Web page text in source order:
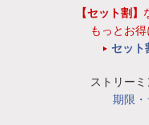
【セット割】
もっとお得
セット
ストリー
期限・